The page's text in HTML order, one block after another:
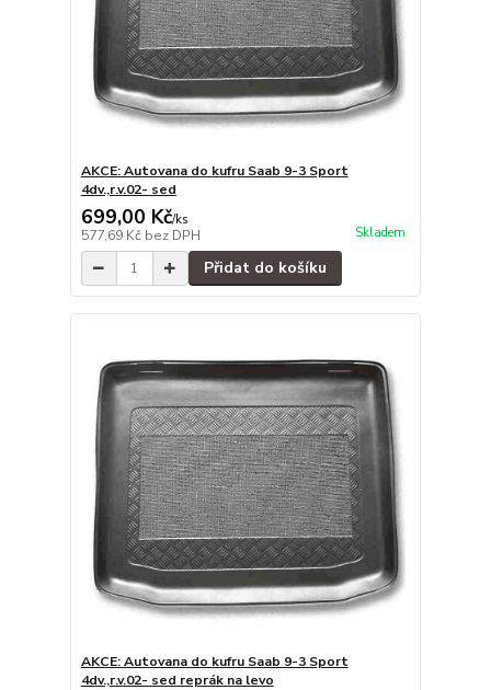
AKCE: Autovana do kufru Saab 9-3 Sport
4dv.,r.v.02- sed
699,00 Kč/ks
577,69 Kč bez DPH Skladem
Přidat do košíku
AKCE: Autovana do kufru Saab 9-3 Sport
4dv.,r.v.02- sed reprák na levo